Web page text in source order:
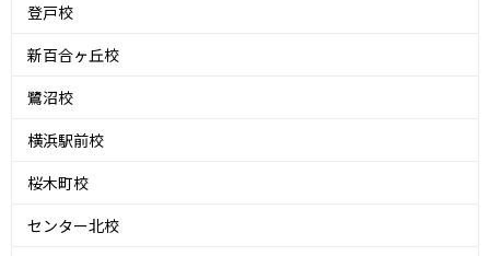
登戸校
新百合ヶ丘校
鷺沼校
横浜駅前校
桜木町校
センター北校